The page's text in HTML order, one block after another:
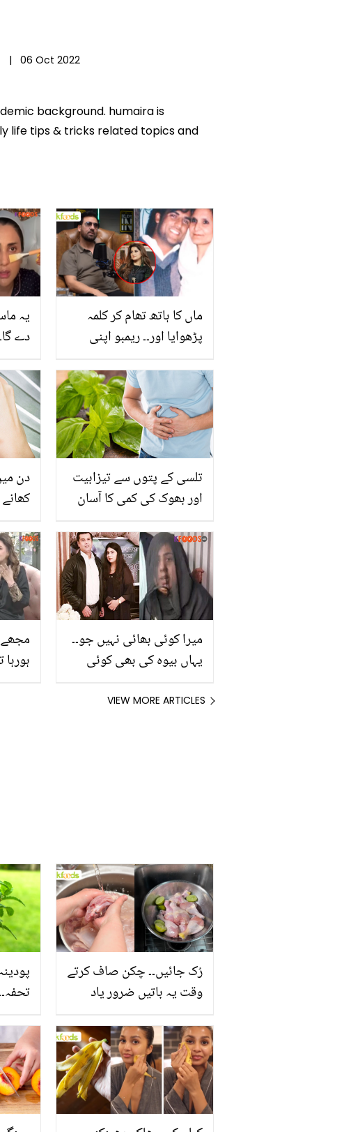
| 06 Oct 2022
background. humaira is
life tips & tricks related topics and
یہ
دے
دیکھیں
ماں کا ہاتھ تھام کر کلمہ
پڑھوایا اور۔۔ ریمبو اپنی
ہوئے آبدیدہ! صاحبہ کا
ساس کے ساتھ رویہ بھی بتا
دیا
دن
تلسی کے پتوں سے تیزابیت
اور بھوک کی کمی کا آسان
میرا کوئی بھائی نہیں جو۔۔
یہاں بیوہ کی بھی کوئی
بیوہ نے اپنی کردار کشی
VIEW MORE ARTICLES
رُک جائیں۔۔ چکن صاف کرتے
وقت یہ باتیں ضرور یاد